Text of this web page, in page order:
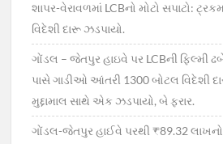
શાપર-વેરાવળમાં LCBનો મોટો સપાટો:
વિદેશી દારૂ ઝડપાયો.
ગોંડલ – જેતપુર હાઇવે પર LCBની ફિલ્મી
પાસે ગાડીઓ આંતરી 1300 બોટલ વિદેશી
મુદ્દામાલ સાથે એક ઝડપાયો, બે ફરાર.
ગોંડલ-જેતપુર હાઈવે પરથી ₹89.32 લાખનો